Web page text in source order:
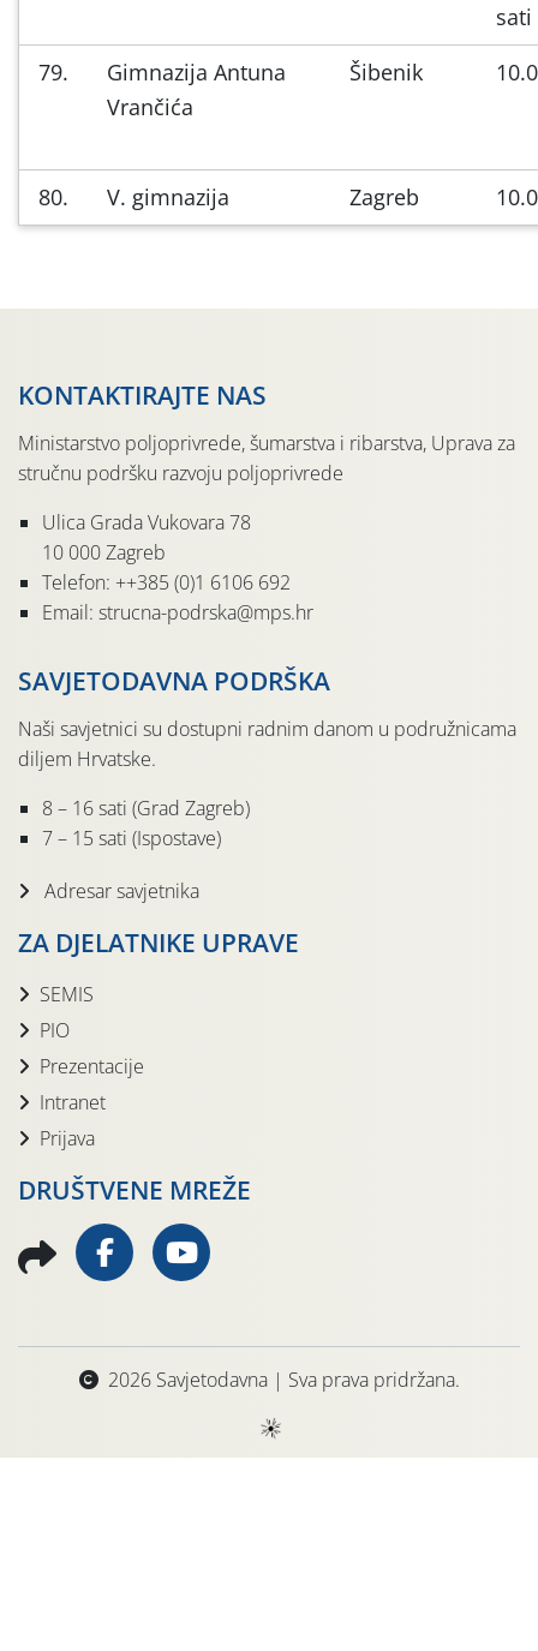
sati
79.
Gimnazija Antuna
Vrančića
Šibenik
80. V. gimnazija Zagreb
KONTAKTIRAJTE NAS
Ministarstvo poljoprivrede, šumarstva i ribarstva, Uprava za
stručnu podršku razvoju poljoprivrede
Ulica Grada Vukovara 78
10 000 Zagreb
Telefon: ++385 (0)1 6106 692
Email: strucna-podrska@mps.hr
SAVJETODAVNA PODRŠKA
Naši savjetnici su dostupni radnim danom u podružnicama
diljem Hrvatske.
8 – 16 sati (Grad Zagreb)
7 – 15 sati (Ispostave)
Adresar savjetnika
ZA DJELATNIKE UPRAVE
SEMIS
PIO
Prezentacije
Intranet
Prijava
DRUŠTVENE MREŽE
2026 Savjetodavna | Sva prava pridržana.